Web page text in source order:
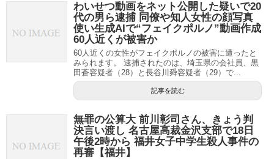
わいせつ動画をネット公開した疑いで20
代の男ら逮捕 同僚や知人女性の顔写真
使い生成AIで“フェイクポルノ”動画作成
60人近くが被害か
60人近くの女性がフェイクポルノの被害に遭ったと
みられます。 逮捕されたのは、埼玉県の会社員、黒
田蒼容疑者（28）と長谷川舜容疑者（29）で...
記事を読む
無罪の公算大 前川彰司さん、きょう判
決言い渡し 名古屋高裁金沢支部で18日
午後2時から 福井女子中学生殺人事件の
再審【福井】